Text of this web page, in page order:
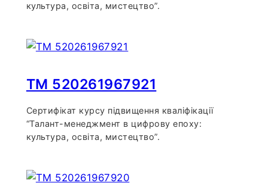
культура, освіта, мистецтво”.
TM 520261967921
Сертифікат курсу підвищення кваліфікації
“Талант-менеджмент в цифрову епоху:
культура, освіта, мистецтво”.